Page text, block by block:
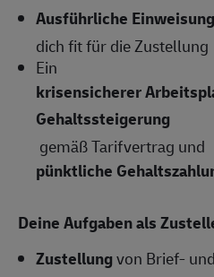
Ausführliche
dich fit für die Zustellung
Ein
krisensicherer
Gehaltssteigerung
gemäß Tarifvertrag und
pünktliche
Deine Aufgaben als
Zustellungvon Brief-